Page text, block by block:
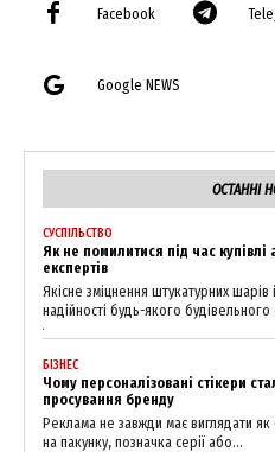
Company
About
My account
Facebook
Google NEWS
ОСТАННІ
СУСПІЛЬСТВО
Як не помилитися під час купівлі
експертів
Якісне зміцнення штукатурних
надійності будь-якого будівельного
БІЗНЕС
Чому персоналізовані стікери
просування бренду
Реклама не завжди має виглядати
на пакунку, позначка серії або...